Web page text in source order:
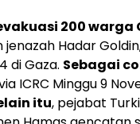
200 warga
Hadar
di Gaza. Sebagai
ICRC Minggu 9
itu, pejabat